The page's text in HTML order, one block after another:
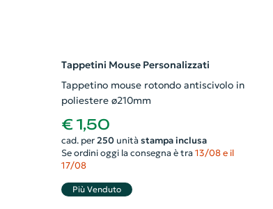
Tappetini Mouse Personalizzati
Tappetino mouse rotondo antiscivolo in
poliestere ø210mm
€ 1,50
cad. per 250unità stampa inclusa
Se ordini oggi la consegna è tra 13/08 e il
17/08
Più Venduto